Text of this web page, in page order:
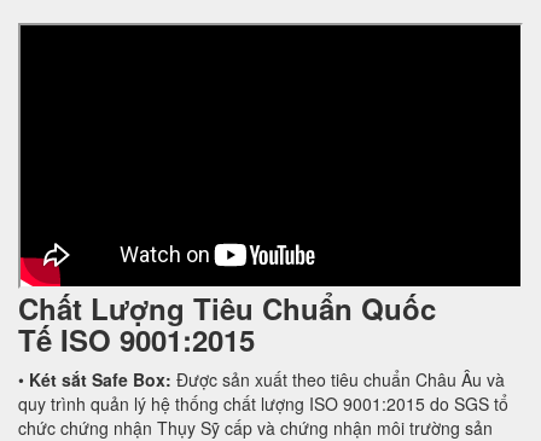
Chất Lượng Tiêu Chuẩn Quốc
Tế ISO 9001:2015
• Két sắt Safe Box: Được sản xuất theo tiêu chuẩn Châu Âu và
quy trình quản lý hệ thống chất lượng ISO 9001:2015 do SGS tổ
chức chứng nhận Thụy Sỹ cấp và chứng nhận môi trường sản